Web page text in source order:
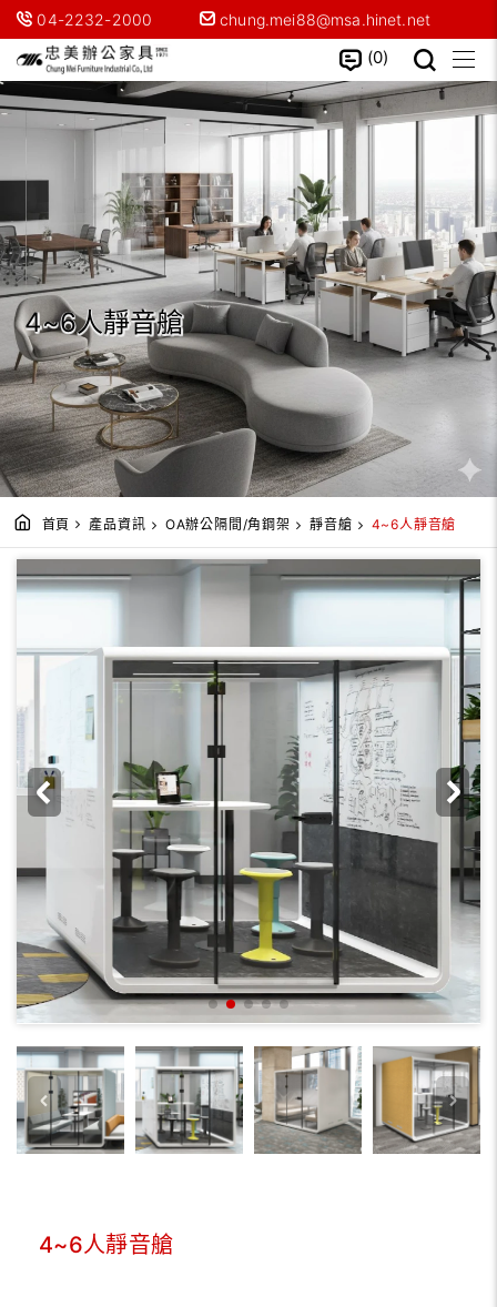
04-2232-2000 chung.mei88@msa.hinet.net
0
4~6人靜音艙
首頁 產品資訊 OA辦公隔間/角鋼架 靜音艙 4~6人靜音艙
4~6人靜音艙